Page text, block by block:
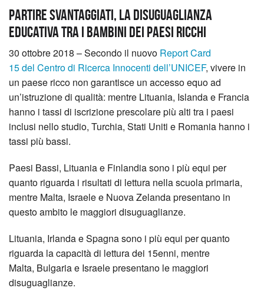
Partire svantaggiati, la disuguaglianza
educativa tra i bambini dei paesi ricchi
30 ottobre 2018 – Secondo il nuovo Report Card
15 del Centro di Ricerca Innocenti dell’UNICEF, vivere in
un paese ricco non garantisce un accesso equo ad
un’istruzione di qualità: mentre Lituania, Islanda e Francia
hanno i tassi di iscrizione prescolare più alti tra i paesi
inclusi nello studio, Turchia, Stati Uniti e Romania hanno i
tassi più bassi.
Paesi Bassi, Lituania e Finlandia sono i più equi per
quanto riguarda i risultati di lettura nella scuola primaria,
mentre Malta, Israele e Nuova Zelanda presentano in
questo ambito le maggiori disuguaglianze.
Lituania, Irlanda e Spagna sono i più equi per quanto
riguarda la capacità di lettura dei 15enni, mentre
Malta, Bulgaria e Israele presentano le maggiori
disuguaglianze.